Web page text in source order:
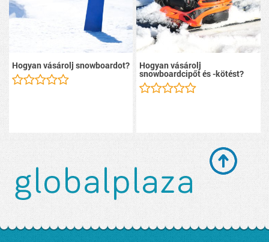
Hogyan vásárolj snowboardot? Hogyan vásárolj
snowboardcipőt és -kötést?